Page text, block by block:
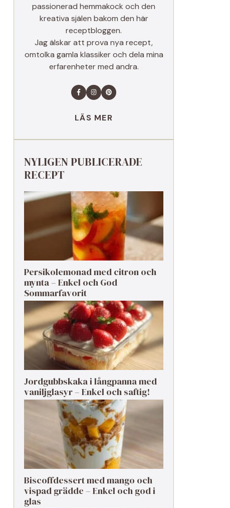
passionerad hemmakock och den
kreativa själen bakom den här
receptbloggen.
Jag älskar att prova nya recept,
omtolka gamla klassiker och dela mina
erfarenheter med andra.
LÄS MER
NYLIGEN PUBLICERADE
RECEPT
Persikolemonad med citron och
mynta – Enkel och God
Sommarfavorit
Jordgubbskaka i långpanna med
vaniljglasyr – Enkel och saftig!
Biscoffdessert med mango och
vispad grädde – Enkel och god i
glas